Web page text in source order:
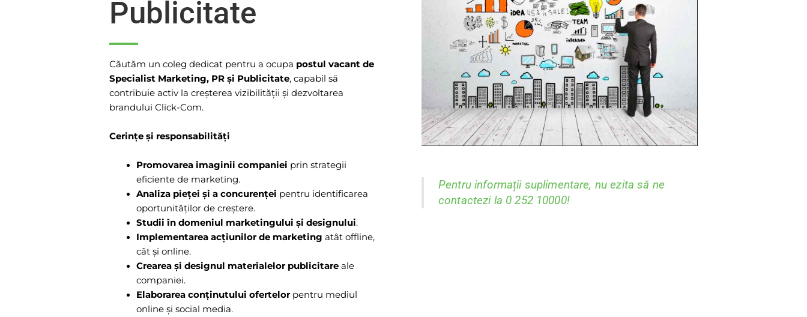
Publicitate
Căutăm un coleg dedicat pentru a ocupa postul vacant de
Specialist Marketing, PR și Publicitate, capabil să
contribuie activ la creșterea vizibilității și dezvoltarea
brandului Click-Com.
Cerințe și responsabilități
Promovarea imaginii companiei prin strategii
eficiente de marketing.
Analiza pieței și a concurenței pentru identificarea
oportunităților de creștere.
Studii în domeniul marketingului și designului.
Implementarea acțiunilor de marketing atât offline,
cât și online.
Crearea și designul materialelor publicitareale
companiei.
Elaborarea conținutului ofertelorpentru mediul
online și social media.
Pentru informații suplimentare, nu ezita să ne
contactezi la 0 252 10000!